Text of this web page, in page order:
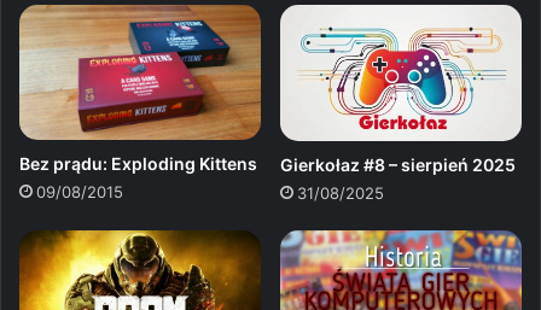
Bez prądu: Exploding Kittens
09/08/2015
Gierkołaz #8 – sierpień 2025
31/08/2025